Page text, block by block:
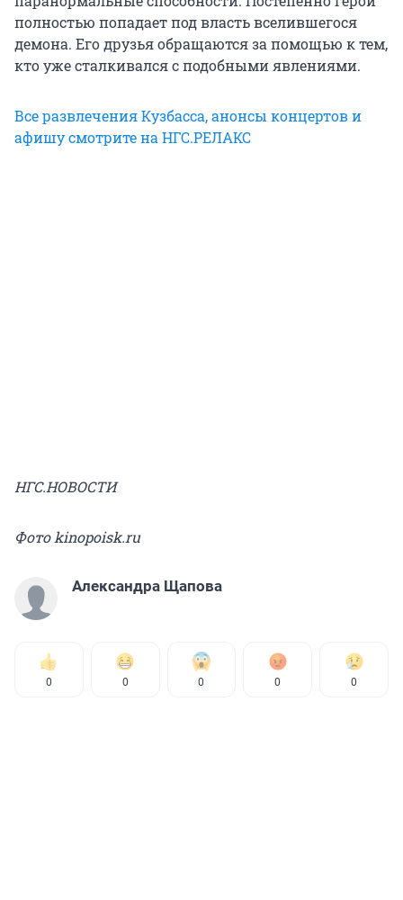
полностью попадает под власть вселившегося
демона. Его друзья обращаются за помощью к тем,
кто уже сталкивался с подобными явлениями.
Все развлечения Кузбасса, анонсы концертов и
афишу смотрите на НГС.РЕЛАКС
НГС.НОВОСТИ
Фото kinopoisk.ru
Александра Щапова
0 0 0 0 0